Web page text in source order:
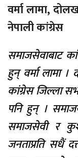
वर्मा लामा,
नेपाली कांग्रेस
समाजसेवाबाट
हुन् वर्मा लामा ।
कांग्रेस जिल्ला
पनि हुन् ।
समाजसेवी र
जनताप्रति सधैं